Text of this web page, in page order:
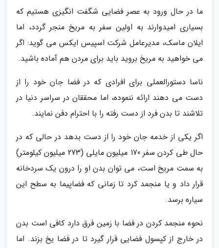
ما در حال ورود به عصر فضایی شگفت انگیزی هستیم که
بسیاری امیدوارند به اولین سفر به مریخ منجر گردد، اما
ایلان ماسک، مدیرعامل شرکت اسپیس ایکس می گوید: اگر
می خواهید به مریخ بروید باید برای مردن هم آماده باشید.
ناسا دستورالعملی برای افرادی که در فضا جان خود را از
دست می دهند ارائه ننموده، اما محققان در سراسر دنیا در
تلاشند تا بدن فرد از دست رفته را با احترام دفن نمایند.
اگر یکی از خدمه جان خود را از دست بدهد در حالی که در
حال طی کردن سفر 170 میلیون مایلی (273 میلیون کیلومتر)
به سمت مریخ است، می توان بدن او را درون یک سردخانه
قرار داد و یا منجمد کرد تا زمانی که فضاپیما به سطح این
سیاره برسد.
نحوه منجمد کردن در فضا با زمین فرق دارد کافی است بدن
در خارج از کپسول فضایی قرار گیرد تا در فضا یخ بزند. اما